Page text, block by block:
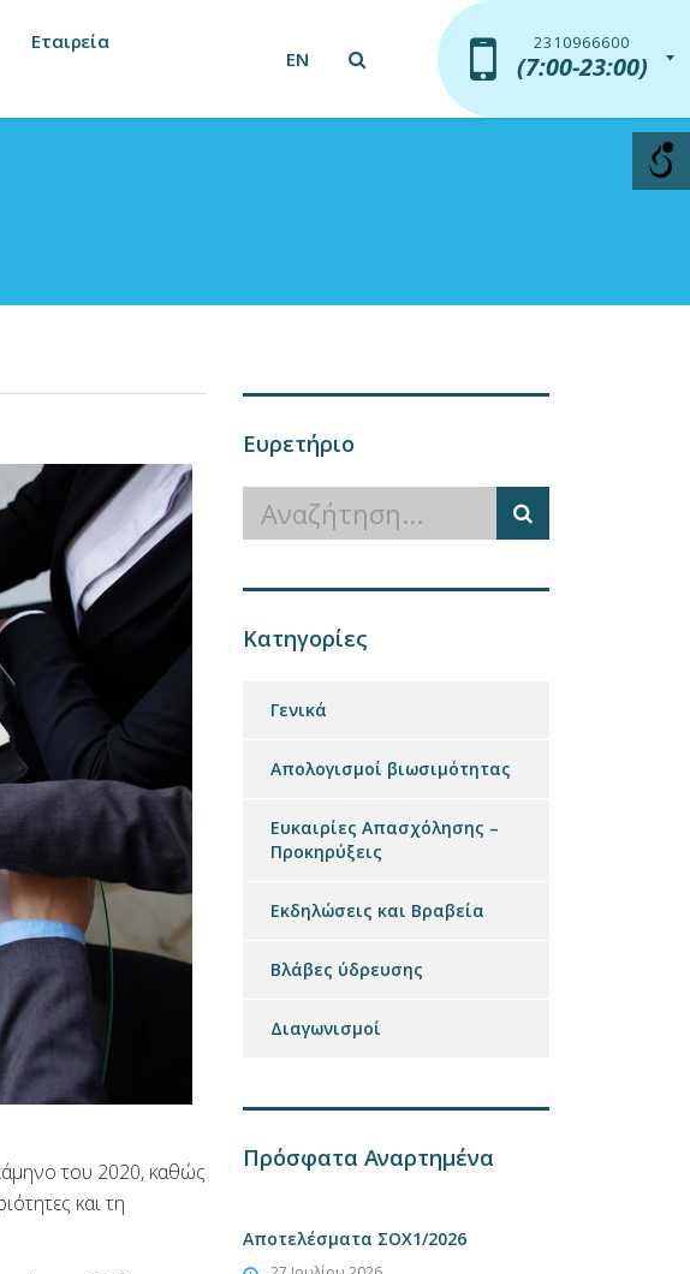
Εταιρεία
EN
2310966600
(7:00-23:00)
2310966600
(7:00-23:00)
του 2020, καθώς
και τη
Ευρετήριο
Κατηγορίες
Γενικά
Απολογισμοί βιωσιμότητας
Ευκαιρίες Απασχόλησης –
Προκηρύξεις
Εκδηλώσεις και Βραβεία
Βλάβες ύδρευσης
Διαγωνισμοί
Πρόσφατα Αναρτημένα
Αποτελέσματα ΣΟΧ1/2026